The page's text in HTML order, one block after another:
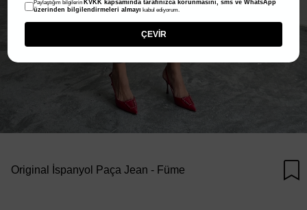
Original İspanyol Paça Jean - Füme
Paylaştığım bilgilerin KVKK kapsamında tarafınızca korunmasını, sms ve WhatsApp
üzerinden bilgilendirmeleri almayı kabul ediyorum.
ÇEVİR